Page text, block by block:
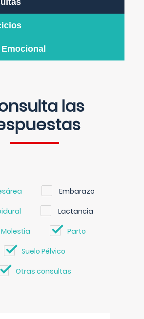
las
Embarazo
Lactancia
Molestia Parto
Suelo Pélvico
Otras consultas